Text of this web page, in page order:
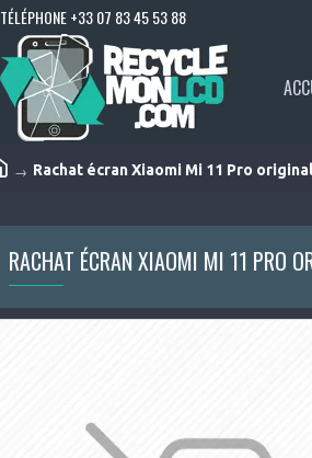
TÉLÉPHONE +33 07 83 45 53 88
Rachat écran Xiaomi Mi 11 Pro
RACHAT ÉCRAN XIAOMI MI 11 PRO